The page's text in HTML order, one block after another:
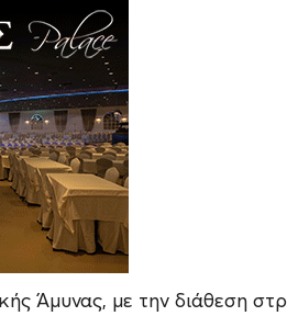
Άμυνας, με την διάθεση